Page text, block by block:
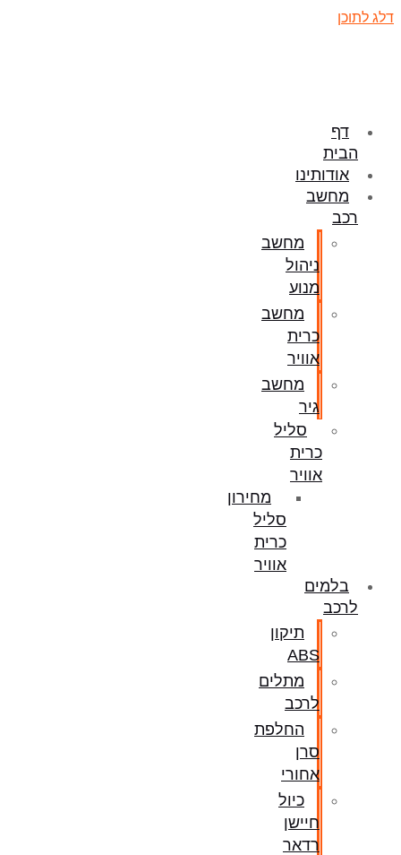
דלג לתוכן
דף
הבית
אודותינו
מחשב
רכב
מחשב
ניהול
מנוע
מחשב
כרית
אוויר
מחשב
גיר
סליל
כרית
אוויר
מחירון
סליל
כרית
אוויר
בלמים
לרכב
תיקון
ABS
מתלים
לרכב
החלפת
סרן
אחורי
כיול
חיישן
רדאר